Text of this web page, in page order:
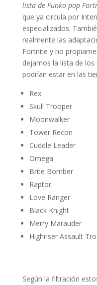
lista de Funko pop
que ya circula por
especializados.
realmente las
Fortnite y no
dejamos la lista de
podrían estar en las
Rex
Skull Trooper
Moonwalker
Tower Recon
Cuddle Leader
Omega
Brite Bomber
Raptor
Love Ranger
Black Knight
Merry Marauder
Highriser Assault
Según la filtración